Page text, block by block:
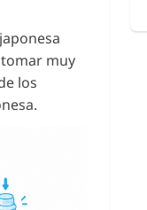
muy
los